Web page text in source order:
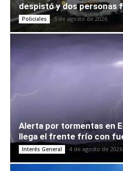
despistó y dos personas
Policiales 5 de agosto de 2026
Alerta por tormentas en
llega el frente frío con
Interés General 4 de agosto de 2026